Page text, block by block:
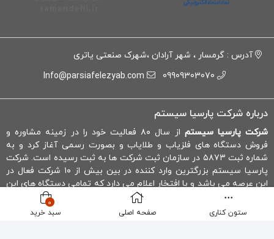
آدرس : گرمسار ، شهر آرادان ،شهرک صنعتی یاتری
09909303070
Info@parsiafelezyab.com
درباره شرکت پارسیا سیستم
شرکت پارسیا سیستم
از سال ۸۰ فعالیت خود را در زمینه مشاوره و
فروش دستگاه های فلزیاب و طلایاب و بصورت رسمی آغاز کرد و به
شماره ثبت ۵۸۷۳ در سازمان ثبت شرکت ها به ثبت رسیده است. شرکت
پارسیا سیستم بزرگترین وارد کننده در بین بیش از ۱۰ شرکت فعال در
این عرصه می باشد و با افتخار اعلام می دارد که تمامی دستگاه های این
شرکت با گارانتی و خدمات پس از فروش عرضه میشوند.
ستون کناری صفحه اصلی
0
سبد خرید